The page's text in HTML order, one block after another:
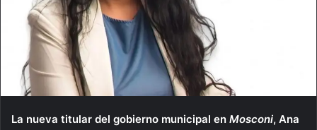
La nueva titular del gobierno municipal en Mosconi, Ana